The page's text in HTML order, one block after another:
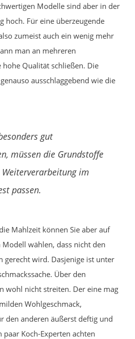
Modelle sind aber in der
hoch. Für eine überzeugende
zumeist auch ein wenig mehr
man an mehreren
hohe Qualität schließen. Die
ausschlaggebend wie die
gut
müssen die Grundstoffe
im
passen.
Mahlzeit können Sie aber auf
Modell wählen, dass nicht den
gerecht wird. Dasjenige ist unter
Über den
wohl nicht streiten. Der eine mag
Wohlgeschmack,
den anderen äußerst deftig und
paar Koch-Experten achten